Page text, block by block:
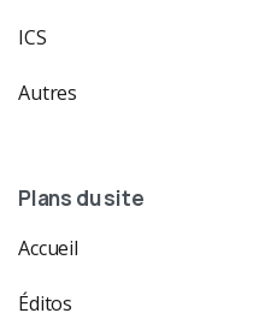
ICS
Autres
Plans du site
Accueil
Éditos